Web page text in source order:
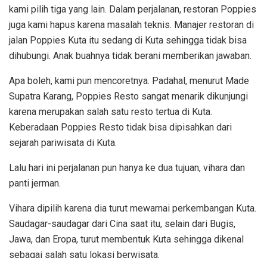
kami pilih tiga yang lain. Dalam perjalanan, restoran Poppies
juga kami hapus karena masalah teknis. Manajer restoran di
jalan Poppies Kuta itu sedang di Kuta sehingga tidak bisa
dihubungi. Anak buahnya tidak berani memberikan jawaban.
Apa boleh, kami pun mencoretnya. Padahal, menurut Made
Supatra Karang, Poppies Resto sangat menarik dikunjungi
karena merupakan salah satu resto tertua di Kuta.
Keberadaan Poppies Resto tidak bisa dipisahkan dari
sejarah pariwisata di Kuta.
Lalu hari ini perjalanan pun hanya ke dua tujuan, vihara dan
panti jerman.
Vihara dipilih karena dia turut mewarnai perkembangan Kuta.
Saudagar-saudagar dari Cina saat itu, selain dari Bugis,
Jawa, dan Eropa, turut membentuk Kuta sehingga dikenal
sebagai salah satu lokasi berwisata.